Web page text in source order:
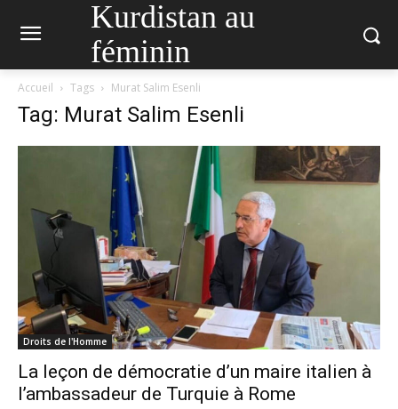
Kurdistan au
féminin
Accueil Tags Murat Salim Esenli
Tag: Murat Salim Esenli
Droits de l'Homme
La leçon de démocratie d’un maire italien à
l’ambassadeur de Turquie à Rome